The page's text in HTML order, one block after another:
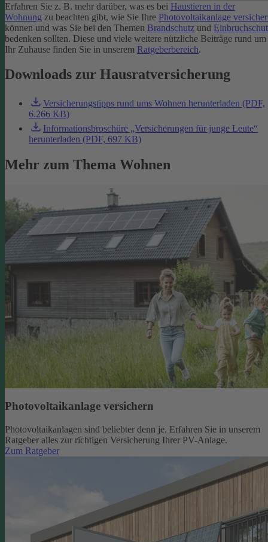
Erfahren Sie z. B. mehr darüber, was es bei Haustieren in der
Wohnung zu beachten gibt, wie Sie Ihre Photovoltaikanlage
können und was Sie bei den Themen Brandschutz und
bedenken sollten. Diese und viele weitere nützliche Beiträge rund um
Ihr Zuhause finden Sie in unserem Ratgeberbereich.
Downloads zur Hausratversicherung
Versicherungstipps rund ums Wohnen herunterladen (PDF,
6.266 KB)
Informationsbroschüre „Versicherungen für junge Leute“
herunterladen (PDF, 697 KB)
Mehr zum Thema Wohnen
Photovoltaikanlage versichern
Photovoltaikanlagen sind beliebter denn je. Erfahren Sie in unserem
Ratgeber alles zur richtigen Versicherung Ihrer PV-Anlage.
Zum Ratgeber